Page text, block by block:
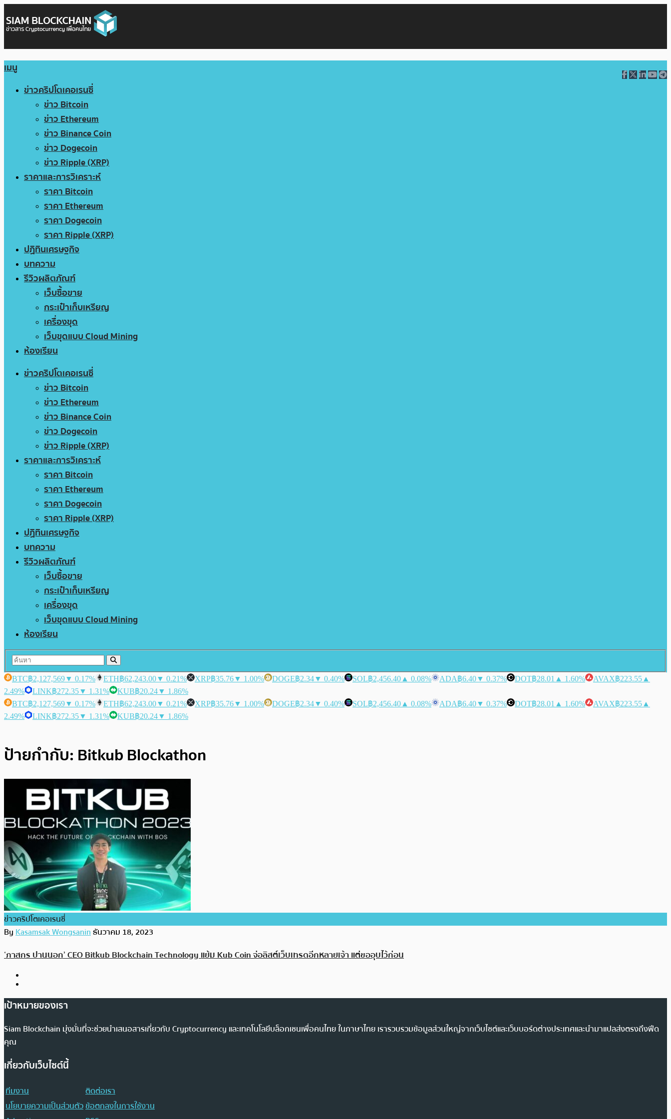
เมนู
ข่าวคริปโตเคอเรนซี่
ข่าว Bitcoin
ข่าว Ethereum
ข่าว Binance Coin
ข่าว Dogecoin
ข่าว Ripple (XRP)
ราคาและการวิเคราะห์
ราคา Bitcoin
ราคา Ethereum
ราคา Dogecoin
ราคา Ripple (XRP)
ปฏิทินเศรษฐกิจ
บทความ
รีวิวผลิตภัณฑ์
เว็บซื้อขาย
กระเป๋าเก็บเหรียญ
เครื่องขุด
เว็บขุดแบบ Cloud Mining
ห้องเรียน
ข่าวคริปโตเคอเรนซี่
ข่าว Bitcoin
ข่าว Ethereum
ข่าว Binance Coin
ข่าว Dogecoin
ข่าว Ripple (XRP)
ราคาและการวิเคราะห์
ราคา Bitcoin
ราคา Ethereum
ราคา Dogecoin
ราคา Ripple (XRP)
ปฏิทินเศรษฐกิจ
บทความ
รีวิวผลิตภัณฑ์
เว็บซื้อขาย
กระเป๋าเก็บเหรียญ
เครื่องขุด
เว็บขุดแบบ Cloud Mining
ห้องเรียน
BTC฿2,127,569▼ 0.17% ETH฿62,243.00▼ 0.21% XRP฿35.76▼ 1.00% DOGE฿2.34▼ 0.40% SOL฿2,456.40 ▲ 0.08% ADA฿6.40▼ 0.37% DOT฿28.01 ▲ 1.60% AVAX฿223.55 ▲
2.49%
LINK฿272.35▼ 1.31% KUB฿20.24▼ 1.86%
BTC฿2,127,569▼ 0.17% ETH฿62,243.00▼ 0.21% XRP฿35.76▼ 1.00% DOGE฿2.34▼ 0.40% SOL฿2,456.40 ▲ 0.08% ADA฿6.40▼ 0.37% DOT฿28.01 ▲ 1.60% AVAX฿223.55 ▲
2.49%
LINK฿272.35▼ 1.31% KUB฿20.24▼ 1.86%
ป้ายกำกับ: Bitkub Blockathon
ข่าวคริปโตเคอเรนซี่
ByKasamsak Wongsaninธันวาคม 18, 2023
‘ภาสกร ปานนอก’ CEO Bitkub Blockchain Technology แย้ม Kub Coin จ่อลิสต์เว็บเทรดอีกหลายเจ้า แต่ขออุบไว้ก่อน
เป้าหมายของเรา
Siam Blockchain มุ่งมั่นที่จะช่วยนำเสนอสารเกี่ยวกับ Cryptocurrency และเทคโนโลยีบล็อกเชนเพื่อคนไทย ในภาษาไทย เรารวบรวมข้อมูลส่วนใหญ่จากเว็บไซต์และเว็บบอร์ดต่างประเทศและนำมาแปลส่งตรงถึงฟีด
คุณ
เกี่ยวกับเว็บไซต์นี้
ทีมงาน
ติดต่อเรา
นโยบายความเป็นส่วนตัวข้อตกลงในการใช้งาน